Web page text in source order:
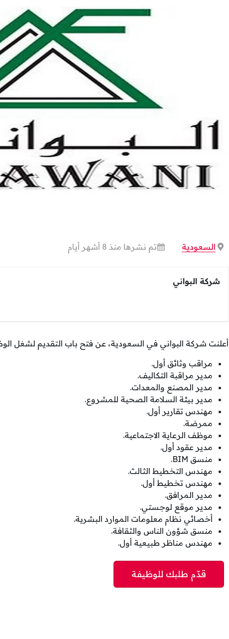
السعودية تم نشرها منذ 8 أشهر أيام
شركة البواني
أعلنت شركة البواني في السعودية، عن فتح باب التقديم لشغل
مراقب وثائق أول.
مدير مراقبة التكاليف.
مدير المصنع والمعدات.
مدير بيئة السلامة الصحية للمشروع.
مهندس تقارير أول.
ممرضة.
موظف الرعاية الاجتماعية.
مدير عقود أول.
منسق BIM.
مهندس التخطيط الثالث.
مهندس تخطيط أول.
مدير المرافق.
مدير موقع لوجستي.
أخصائي نظام معلومات الموارد البشرية.
منسق شؤون الناس والثقافة.
مهندس مناظر طبيعية أول.